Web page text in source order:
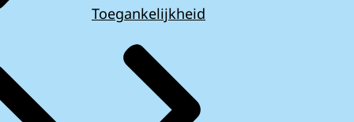
Toegankelijkheid